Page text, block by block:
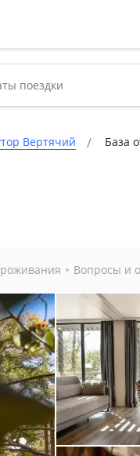
Вертячий База
Вопросы и